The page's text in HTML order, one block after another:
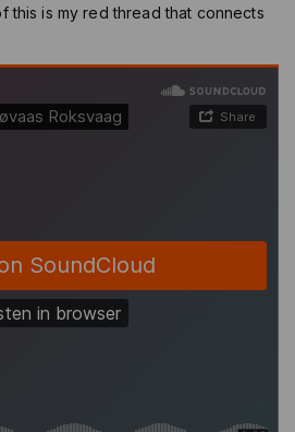
this is my red thread that connects